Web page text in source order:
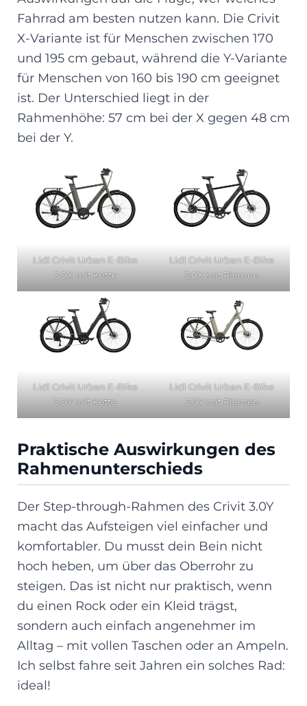
Fahrrad am besten nutzen kann. Die Crivit
X-Variante ist für Menschen zwischen 170
und 195 cm gebaut, während die Y-Variante
für Menschen von 160 bis 190 cm geeignet
ist. Der Unterschied liegt in der
Rahmenhöhe: 57 cm bei der X gegen 48 cm
bei der Y.
Lidl Crivit Urban E-Bike
3.0X mit Kette
Lidl Crivit Urban E-Bike
3.0X mit Riemen
Lidl Crivit Urban E-Bike
3.0Y mit Kette
Lidl Crivit Urban E-Bike
3.0Y mit Riemen
Praktische Auswirkungen des
Rahmenunterschieds
Der Step-through-Rahmen des Crivit 3.0Y
macht das Aufsteigen viel einfacher und
komfortabler. Du musst dein Bein nicht
hoch heben, um über das Oberrohr zu
steigen. Das ist nicht nur praktisch, wenn
du einen Rock oder ein Kleid trägst,
sondern auch einfach angenehmer im
Alltag – mit vollen Taschen oder an Ampeln.
Ich selbst fahre seit Jahren ein solches Rad:
ideal!